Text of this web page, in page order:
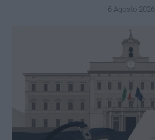
6 Agosto 2026